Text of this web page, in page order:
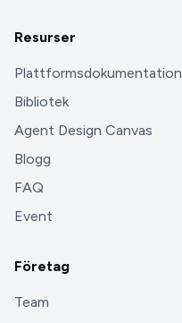
Resurser
Plattformsdokumentation
Bibliotek
Agent Design Canvas
Blogg
FAQ
Event
Företag
Team